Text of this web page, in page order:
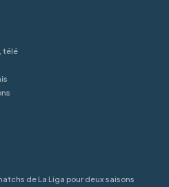
télé
de La Liga pour deux saisons